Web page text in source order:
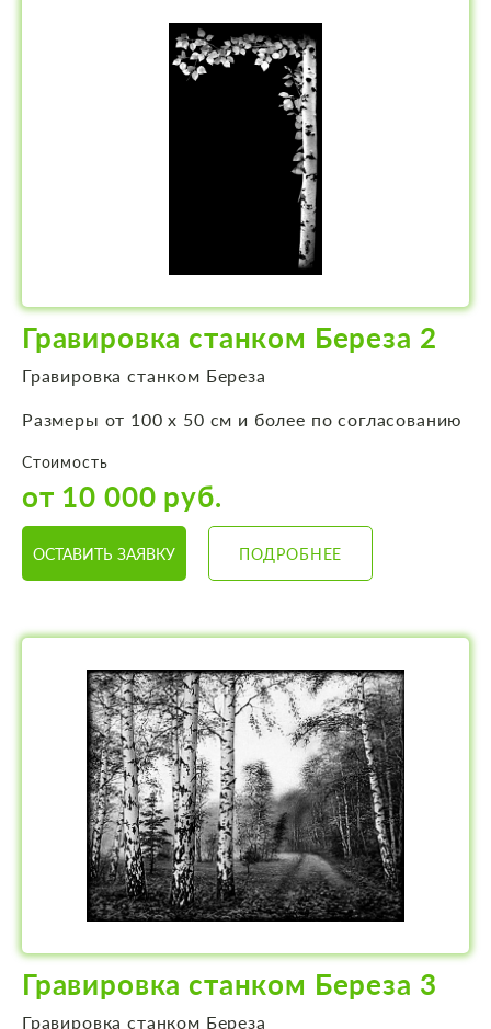
Гравировка станком Береза 2
Гравировка станком Береза
Размеры от 100 х 50 см и более по согласованию
Стоимость
от 10 000 руб.
ОСТАВИТЬ ЗАЯВКУ ПОДРОБНЕЕ
Гравировка станком Береза 3
Гравировка станком Береза